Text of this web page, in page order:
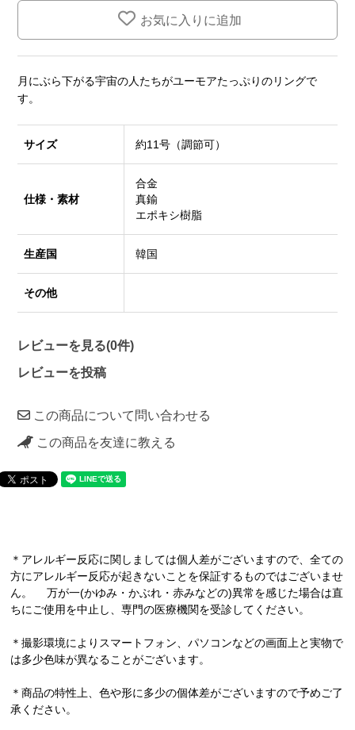
お気に入りに追加
月にぶら下がる宇宙の人たちがユーモアたっぷりのリングで
す。
サイズ 約11号（調節可）
仕様・素材
合金
真鍮
エポキシ樹脂
生産国 韓国
その他
レビューを見る(0件)
レビューを投稿
この商品について問い合わせる
この商品を友達に教える
＊アレルギー反応に関しましては個人差がございますので、全ての
方にアレルギー反応が起きないことを保証するものではございませ
ん。 万が一(かゆみ・かぶれ・赤みなどの)異常を感じた場合は直
ちにご使用を中止し、専門の医療機関を受診してください。
＊撮影環境によりスマートフォン、パソコンなどの画面上と実物で
は多少色味が異なることがございます。
＊商品の特性上、色や形に多少の個体差がございますので予めご了
承ください。